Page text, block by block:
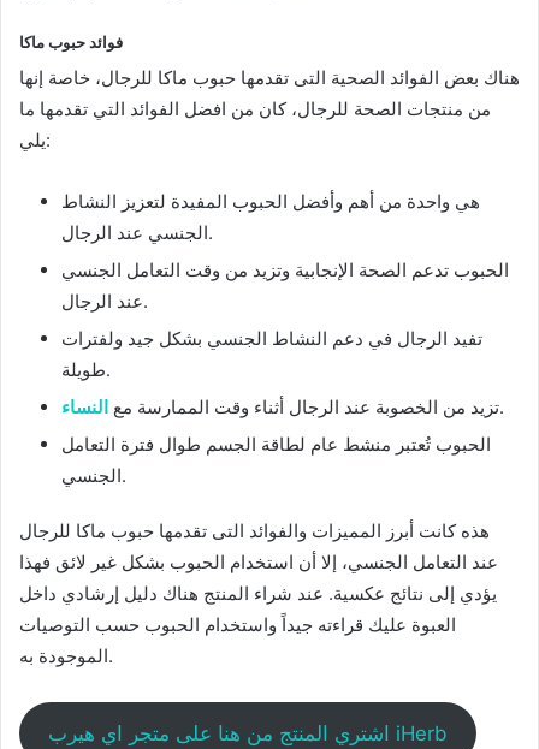
فوائد حبوب ماكا
هناك بعض الفوائد الصحية التى تقدمها حبوب ماكا للرجال، خاصة إنها
من منتجات الصحة للرجال، كان من افضل الفوائد التي تقدمها ما
يلي:
هي واحدة من أهم وأفضل الحبوب المفيدة لتعزيز النشاط
الجنسي عند الرجال.
الحبوب تدعم الصحة الإنجابية وتزيد من وقت التعامل الجنسي
عند الرجال.
تفيد الرجال في دعم النشاط الجنسي بشكل جيد ولفترات
طويلة.
تزيد من الخصوبة عند الرجال أثناء وقت الممارسة مع النساء
.
الحبوب تُعتبر منشط عام لطاقة الجسم طوال فترة التعامل
الجنسي.
هذه كانت أبرز المميزات والفوائد التى تقدمها حبوب ماكا للرجال
عند التعامل الجنسي، إلا أن استخدام الحبوب بشكل غير لائق فهذا
يؤدي إلى نتائج عكسية. عند شراء المنتج هناك دليل إرشادي داخل
العبوة عليك قراءته جيداً واستخدام الحبوب حسب التوصيات
الموجودة به.
اشتري المنتج من هنا على متجر اي هيرب iHerb